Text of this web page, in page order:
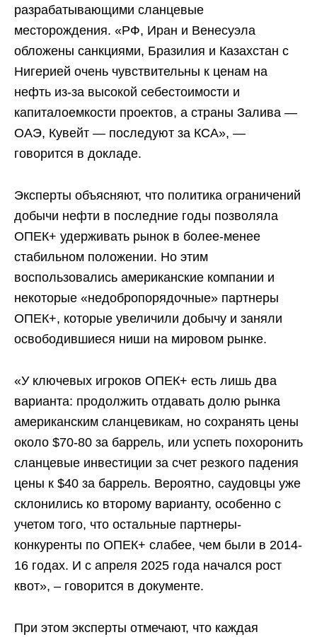
разрабатывающими сланцевые
месторождения. «РФ, Иран и Венесуэла
обложены санкциями, Бразилия и Казахстан с
Нигерией очень чувствительны к ценам на
нефть из-за высокой себестоимости и
капиталоемкости проектов, а страны Залива —
ОАЭ, Кувейт — последуют за КСА», —
говорится в докладе.
Эксперты объясняют, что политика ограничений
добычи нефти в последние годы позволяла
ОПЕК+ удерживать рынок в более-менее
стабильном положении. Но этим
воспользовались американские компании и
некоторые «недобропорядочные» партнеры
ОПЕК+, которые увеличили добычу и заняли
освободившиеся ниши на мировом рынке.
«У ключевых игроков ОПЕК+ есть лишь два
варианта: продолжить отдавать долю рынка
американским сланцевикам, но сохранять цены
около $70-80 за баррель, или успеть похоронить
сланцевые инвестиции за счет резкого падения
цены к $40 за баррель. Вероятно, саудовцы уже
склонились ко второму варианту, особенно с
учетом того, что остальные партнеры-
конкуренты по ОПЕК+ слабее, чем были в 2014-
16 годах. И с апреля 2025 года начался рост
квот», – говорится в документе.
При этом эксперты отмечают, что каждая